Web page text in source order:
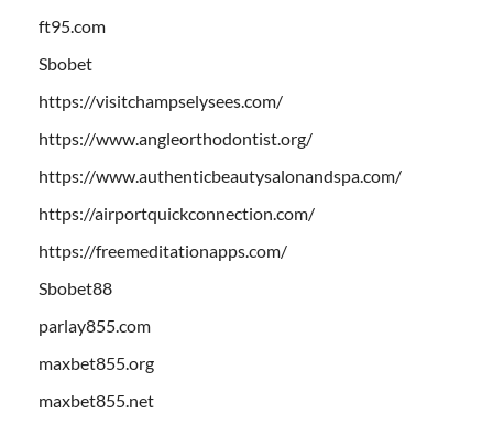
ft95.com
Sbobet
https://visitchampselysees.com/
https://www.angleorthodontist.org/
https://www.authenticbeautysalonandspa.com/
https://airportquickconnection.com/
https://freemeditationapps.com/
Sbobet88
parlay855.com
maxbet855.org
maxbet855.net